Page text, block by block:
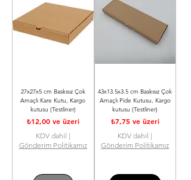
27x27x5 cm Baskısız Çok
Amaçlı Kare Kutu, Kargo
kutusu (Testliner)
₺12,00ve üzeri
İndirimli Fiyat
KDV dahil |
Gönderim Politikamız
43x13.5x3.5 cm Baskısız Çok
Amaçlı Pide Kutusu, Kargo
kutusu (Testliner)
₺7,75ve üzeri
İndirimli Fiyat
KDV dahil |
Gönderim Politikamız